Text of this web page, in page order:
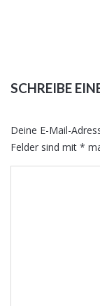
SCHREIBE
Deine E-Mail-
Felder sind mit *